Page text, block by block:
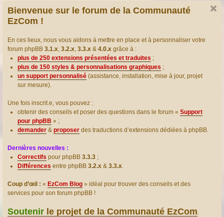
er
Bienvenue sur le forum de la Communauté
EzCom !
En ces lieux, nous vous aidons à mettre en place et à personnaliser votre
forum phpBB 3.1.x, 3.2.x, 3.3.x & 4.0.x grâce à :
plus de 250 extensions présentées et traduites ;
plus de 150 styles & personnalisations graphiques ;
un support personnalisé (assistance, installation, mise à jour, projet
sur mesure).
Une fois inscrit.e, vous pouvez :
obtenir des conseils et poser des questions dans le forum « Support
pour phpBB » ;
demander & proposer des traductions d’extensions dédiées à phpBB.
Dernières nouvelles :
Correctifs pour phpBB 3.3.3 ;
Différences entre phpBB 3.2.x & 3.3.x.
Coup d’œil : « EzCom Blog » idéal pour trouver des conseils et des
services pour son forum phpBB !
Soutenir le projet de la Communauté EzCom.